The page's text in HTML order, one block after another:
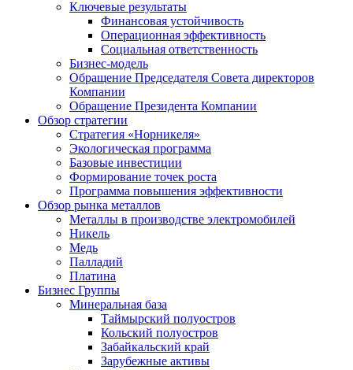
Ключевые результаты
Финансовая устойчивость
Операционная эффективность
Социальная ответственность
Бизнес-модель
Обращение Председателя Совета директоров
Компании
Обращение Президента Компании
Обзор стратегии
Стратегия «Норникеля»
Экологическая программа
Базовые инвестиции
Формирование точек роста
Программа повышения эффективности
Обзор рынка металлов
Металлы в производстве электромобилей
Никель
Медь
Палладий
Платина
Бизнес Группы
Минеральная база
Таймырский полуостров
Кольский полуостров
Забайкальский край
Зарубежные активы